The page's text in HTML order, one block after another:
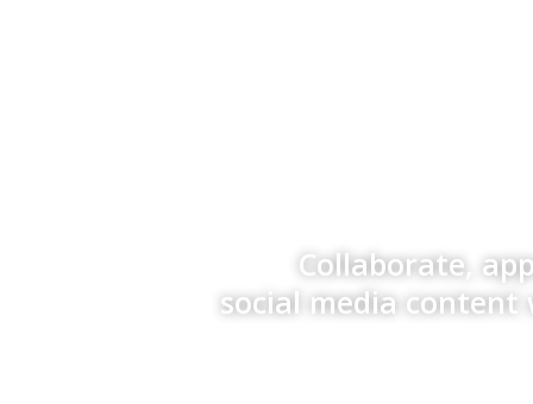
Collaborate,
social media